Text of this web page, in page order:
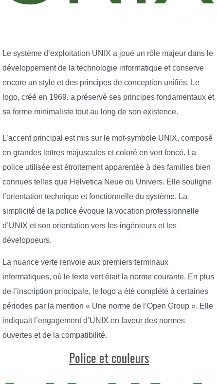
Le système d’exploitation UNIX a joué un rôle majeur dans le
développement de la technologie informatique et conserve
encore un style et des principes de conception unifiés. Le
logo, créé en 1969, a préservé ses principes fondamentaux et
sa forme minimaliste tout au long de son existence.
L’accent principal est mis sur le mot-symbole UNIX, composé
en grandes lettres majuscules et coloré en vert foncé. La
police utilisée est étroitement apparentée à des familles bien
connues telles que Helvetica Neue ou Univers. Elle souligne
l’orientation technique et fonctionnelle du système. La
simplicité de la police évoque la vocation professionnelle
d’UNIX et son orientation vers les ingénieurs et les
développeurs.
La nuance verte renvoie aux premiers terminaux
informatiques, où le texte vert était la norme courante. En plus
de l’inscription principale, le logo a été complété à certaines
périodes par la mention « Une norme de l’Open Group ». Elle
indiquait l’engagement d’UNIX en faveur des normes
ouvertes et de la compatibilité.
Police et couleurs